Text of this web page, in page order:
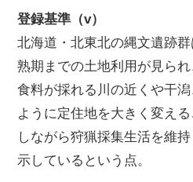
登録基準（v）
北海道・北東北の縄文遺跡
熟期までの土地利用が見られ
食料が採れる川の近くや干
ように定住地を大きく変え
しながら狩猟採集生活を維
示しているという点。